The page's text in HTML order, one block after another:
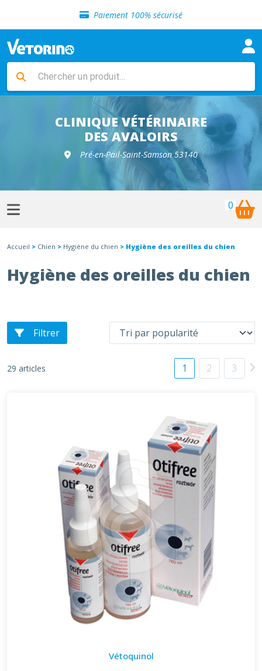
Paiement 100% sécurisé
Livraison gratuite en clinique vétérinaire
Sélection de croquettes vétérinaire
Livraison gratuite en clinique vétérinaire
Retour gratuit en clinique
Sélection de croquettes vétérinaire
CLINIQUE VÉTÉRINAIRE
DES AVALOIRS
Pré-en-Pail-Saint-Samson 53140
0
Accueil > Chien > Hygiène du chien > Hygiène des oreilles du chien
Hygiène des oreilles du chien
Filtrer
29 articles 1 2 3
Vétoquinol